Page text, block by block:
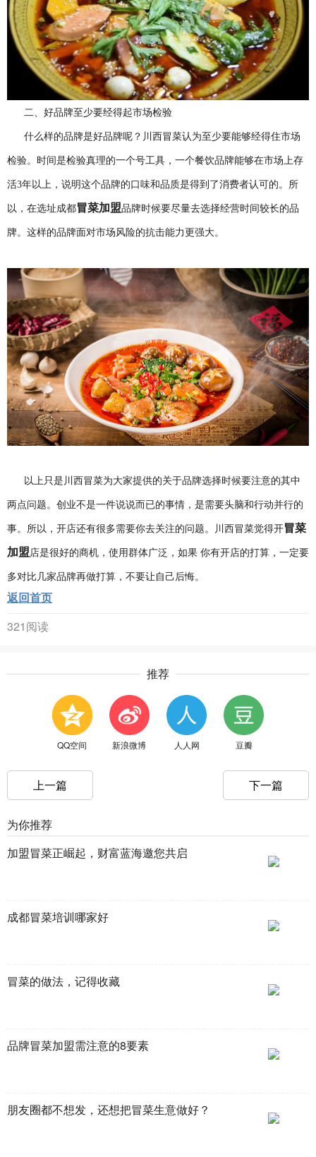
二、好品牌至少要经得起市场检验
什么样的品牌是好品牌呢？川西冒菜认为至少要能够经得住市场
检验。时间是检验真理的一个号工具，一个餐饮品牌能够在市场上存
活3年以上，说明这个品牌的口味和品质是得到了消费者认可的。所
以，在选址成都冒菜加盟品牌时候要尽量去选择经营时间较长的品
牌。这样的品牌面对市场风险的抗击能力更强大。
以上只是川西冒菜为大家提供的关于品牌选择时候要注意的其中
两点问题。创业不是一件说说而已的事情，是需要头脑和行动并行的
事。所以，开店还有很多需要你去关注的问题。川西冒菜觉得开冒菜
加盟 店是很好的商机，使用群体广泛，如果 你有开店的打算，一定要
多对比几家品牌再做打算，不要让自己后悔。
返回首页
321阅读
推荐
QQ空间 新浪微博 人人网 豆瓣
上一篇 下一篇
为你推荐
加盟冒菜正崛起，财富蓝海邀您共启
成都冒菜培训哪家好
冒菜的做法，记得收藏
品牌冒菜加盟需注意的8要素
朋友圈都不想发，还想把冒菜生意做好？